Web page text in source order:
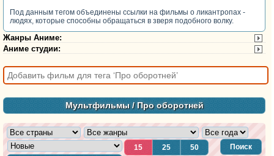
Под данным тегом объединены ссылки на фильмы о ликантропах -
людях, которые способны обращаться в зверя подобного волку.
Жанры Аниме:
Аниме студии:
Мультфильмы/ Про оборотней
Поиск
15 25
50